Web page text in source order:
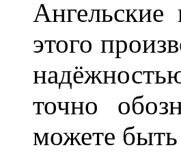
этого
точно
можете